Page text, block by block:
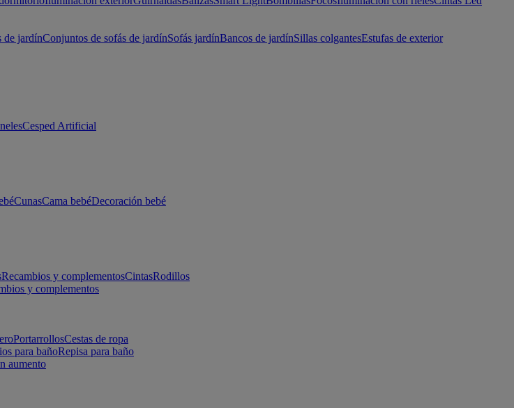
de jardínConjuntos de sofás de jardínSofás jardínBancos de jardínSillas colgantesEstufas de exterior
Cesped Artificial
CunasCama bebéDecoración bebé
Recambios y complementosCintasRodillos
y complementos
PortarrollosCestas de ropa
para bañoRepisa para baño
aumento